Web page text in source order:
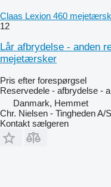
Claas Lexion 460
12
Lår afbrydelse - anden
mejetærsker
Pris efter forespørgsel
Reservedele - afbrydelse -
Danmark, Hemmet
Chr. Nielsen - Tingheden A/S
Kontakt sælgeren